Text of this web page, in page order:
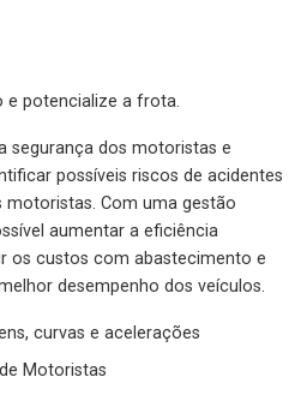
e potencialize a frota.
segurança dos motoristas e
possíveis riscos de acidentes
Com uma gestão
aumentar a eficiência
os custos com abastecimento e
desempenho dos veículos.
curvas e acelerações
Motoristas